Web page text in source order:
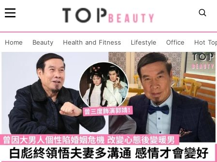
Home Beauty Health and Fitness Lifestyle Office Hot